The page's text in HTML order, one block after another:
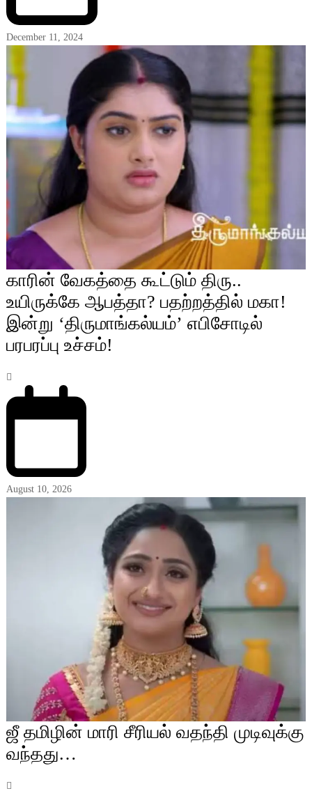
December 11, 2024
காரின் வேகத்தை கூட்டும் திரு..
உயிருக்கே ஆபத்தா? பதற்றத்தில் மகா!
இன்று ‘திருமாங்கல்யம்’ எபிசோடில்
பரபரப்பு உச்சம்!
August 10, 2026
ஜீ தமிழின் மாரி சீரியல் வதந்தி முடிவுக்கு
வந்தது…